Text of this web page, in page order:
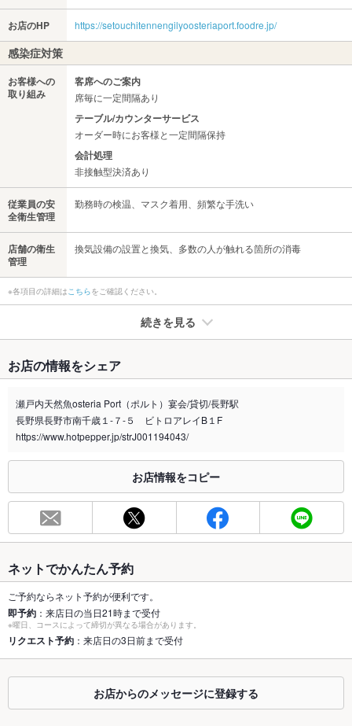
お店のHP https://setouchitennengilyoosteriaport.foodre.jp/
感染症対策
お客様への
取り組み
客席へのご案内
席毎に一定間隔あり
テーブル/カウンターサービス
オーダー時にお客様と一定間隔保持
会計処理
非接触型決済あり
従業員の安
全衛生管理
勤務時の検温、マスク着用、頻繁な手洗い
店舗の衛生
管理
換気設備の設置と換気、多数の人が触れる箇所の消毒
※各項目の詳細は こちらをご確認ください。
続きを見る
禁煙・喫煙 全席禁煙
喫煙専用室 なし
※2020年4月1日～受動喫煙対策に関する法律が施行されています。正しい情報はお店へお問い
総席数
50席(お席のご予約はお早めに！ご宴会など各種宴会の予約承り
容人数
ませ。)
個室
あり ：貸切個室がございます！まわりを気にせずご宴会をお楽
しみ頂けます！ご希望の方はお問い合わせください！
座敷
なし ：お座敷はございませんが、ゆったり座れるテーブル席を
なし ：掘りごたつはございませんが、ゆったり座れるテーブル
席をご用意しております。
お店の情報をシェア
瀬戸内天然魚osteria Port（ポルト）宴会/貸切/長野駅
長野県長野市南千歳１-７-５ ビトロアレイB１F
https://www.hotpepper.jp/strJ001194043/
お店情報をコピー
ネットでかんたん予約
ご予約ならネット予約が便利です。
即予約 ：来店日の当日21時まで受付
※曜日、コースによって締切が異なる場合があります。
リクエスト予約 ：来店日の3日前まで受付
お店からのメッセージに登録する